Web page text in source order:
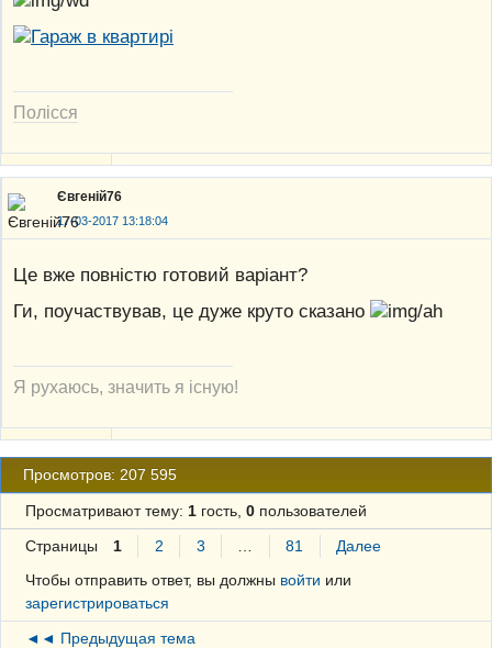
Полісся
Євгеній76
17-03-2017 13:18:04
Це вже повністю готовий варіант?
Ги, поучаствував, це дуже круто сказано
Я рухаюсь, значить я існую!
Просмотров: 207 595
Просматривают тему: 1гость, 0пользователей
Страницы 1 2 3 81
Далее
Чтобы отправить ответ, вы должны войти или
зарегистрироваться
◄◄ Предыдущая тема